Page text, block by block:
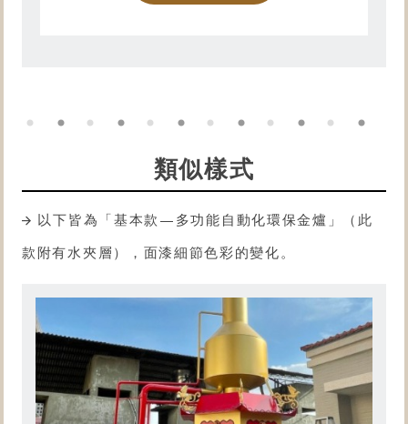
類似樣式
以下皆為「基本款—多功能自動化環保金爐 」（此
款附有水夾層），面漆細節色彩的變化。